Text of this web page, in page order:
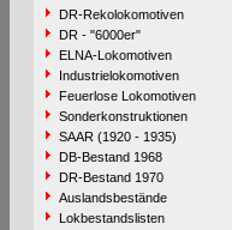
DR-Rekolokomotiven
DR - "6000er"
ELNA-Lokomotiven
Industrielokomotiven
Feuerlose Lokomotiven
Sonderkonstruktionen
SAAR (1920 - 1935)
DB-Bestand 1968
DR-Bestand 1970
Auslandsbestände
Lokbestandslisten